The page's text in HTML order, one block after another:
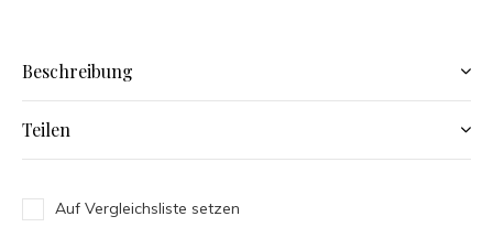
Beschreibung
Teilen
Auf Vergleichsliste setzen